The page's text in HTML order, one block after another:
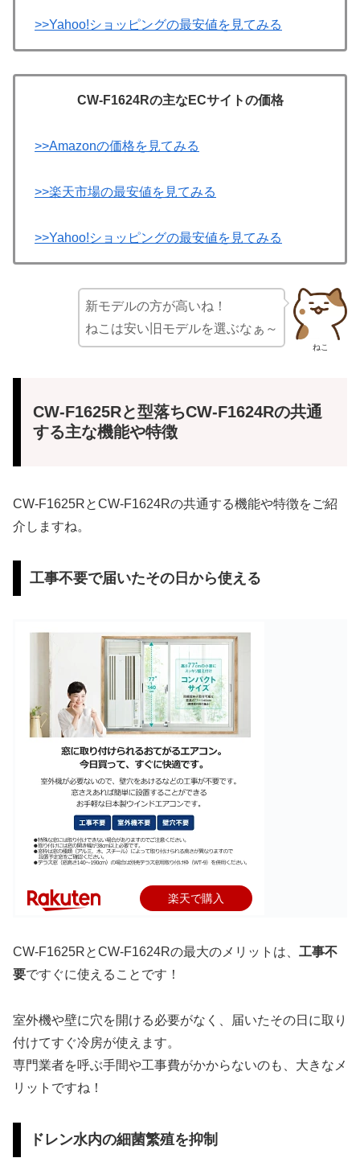
>>Yahoo!ショッピングの最安値を見てみる
CW-F1624Rの主なECサイトの価格
>>Amazonの価格を見てみる
>>楽天市場の最安値を見てみる
>>Yahoo!ショッピングの最安値を見てみる
ねこ
新モデルの方が高いね！
ねこは安い旧モデルを選ぶなぁ～
CW-F1625Rと型落ちCW-F1624Rの共通
する主な機能や特徴
CW-F1625RとCW-F1624Rの共通する機能や特徴をご紹
介しますね。
工事不要で届いたその日から使える
楽天で購入
CW-F1625RとCW-F1624Rの最大のメリットは、 工事不
要ですぐに使えることです！
室外機や壁に穴を開ける必要がなく、届いたその日に取り
付けてすぐ冷房が使えます。
専門業者を呼ぶ手間や工事費がかからないのも、大きなメ
リットですね！
ドレン水内の細菌繁殖を抑制